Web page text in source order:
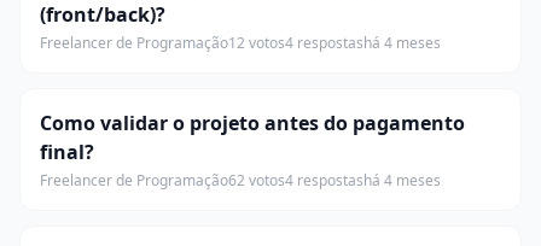
(front/back)?
Freelancer de Programação12 votos4 respostashá 4 meses
Como validar o projeto antes do pagamento
final?
Freelancer de Programação62 votos4 respostashá 4 meses